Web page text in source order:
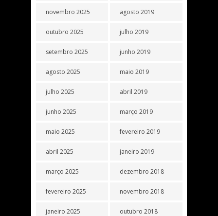
novembro 2025
outubro 2025
setembro 2025
agosto 2025
julho 2025
junho 2025
maio 2025
abril 2025
março 2025
fevereiro 2025
janeiro 2025
agosto 2019
julho 2019
junho 2019
maio 2019
abril 2019
março 2019
fevereiro 2019
janeiro 2019
dezembro 2018
novembro 2018
outubro 2018